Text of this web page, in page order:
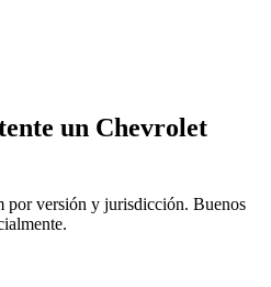
un Chevrolet
por versión y jurisdicción. Buenos